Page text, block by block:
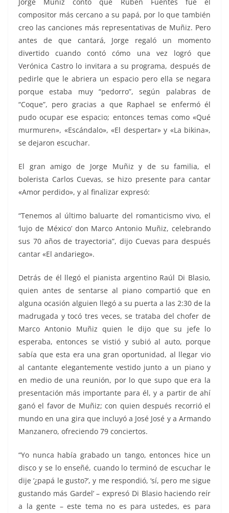
compositor más cercano a su papá, por lo que también
creo las canciones más representativas de Muñiz. Pero
antes de que cantará, Jorge regaló un momento
divertido cuando contó cómo una vez logró que
Verónica Castro lo invitara a su programa, después de
pedirle que le abriera un espacio pero ella se negara
porque estaba muy “pedorro”, según palabras de
“Coque”, pero gracias a que Raphael se enfermó él
pudo ocupar ese espacio; entonces temas como «Qué
murmuren», «Escándalo», «El despertar» y «La bikina»,
se dejaron escuchar.
El gran amigo de Jorge Muñiz y de su familia, el
bolerista Carlos Cuevas, se hizo presente para cantar
«Amor perdido», y al finalizar expresó:
“Tenemos al último baluarte del romanticismo vivo, el
‘lujo de México’ don Marco Antonio Muñiz, celebrando
sus 70 años de trayectoria”, dijo Cuevas para después
cantar «El andariego».
Detrás de él llegó el pianista argentino Raúl Di Blasio,
quien antes de sentarse al piano compartió que en
alguna ocasión alguien llegó a su puerta a las 2:30 de la
madrugada y tocó tres veces, se trataba del chofer de
Marco Antonio Muñiz quien le dijo que su jefe lo
esperaba, entonces se vistió y subió al auto, porque
sabía que esta era una gran oportunidad, al llegar vio
al cantante elegantemente vestido junto a un piano y
en medio de una reunión, por lo que supo que era la
presentación más importante para él, y a partir de ahí
ganó el favor de Muñiz; con quien después recorrió el
mundo en una gira que incluyó a José José y a Armando
Manzanero, ofreciendo 79 conciertos.
“Yo nunca había grabado un tango, entonces hice un
disco y se lo enseñé, cuando lo terminó de escuchar le
dije ‘¿papá le gusto?’, y me respondió, ‘sí, pero me sigue
gustando más Gardel’ – expresó Di Blasio haciendo reír
a la gente – este tema no es para ustedes, es para